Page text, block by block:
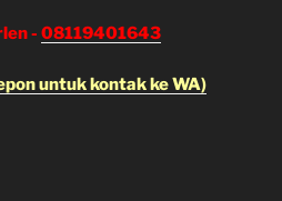
- 08119401643
untuk kontak ke WA)